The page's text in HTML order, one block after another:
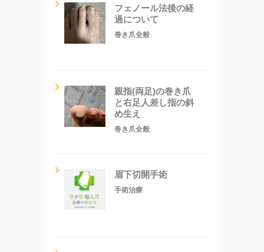
フェノール法後の経
過について
巻き爪全般
親指(両足)の巻き爪
と右足人差し指の斜
め生え
巻き爪全般
眉下切開手術
手術治療